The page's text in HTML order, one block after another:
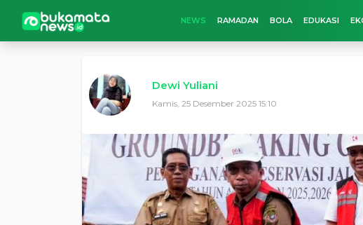
NEWS RAMADAN BOLA EDUKASI
Dewi Yuliani
Kamis, 25 Desember 2025 15:10